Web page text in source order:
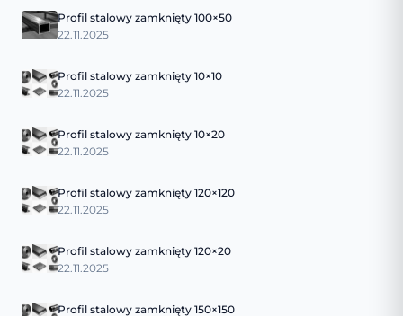
Profil stalowy zamknięty 100×50
22.11.2025
Profil stalowy zamknięty 10×10
22.11.2025
Profil stalowy zamknięty 10×20
22.11.2025
Profil stalowy zamknięty 120×120
22.11.2025
Profil stalowy zamknięty 120×20
22.11.2025
Profil stalowy zamknięty 150×150